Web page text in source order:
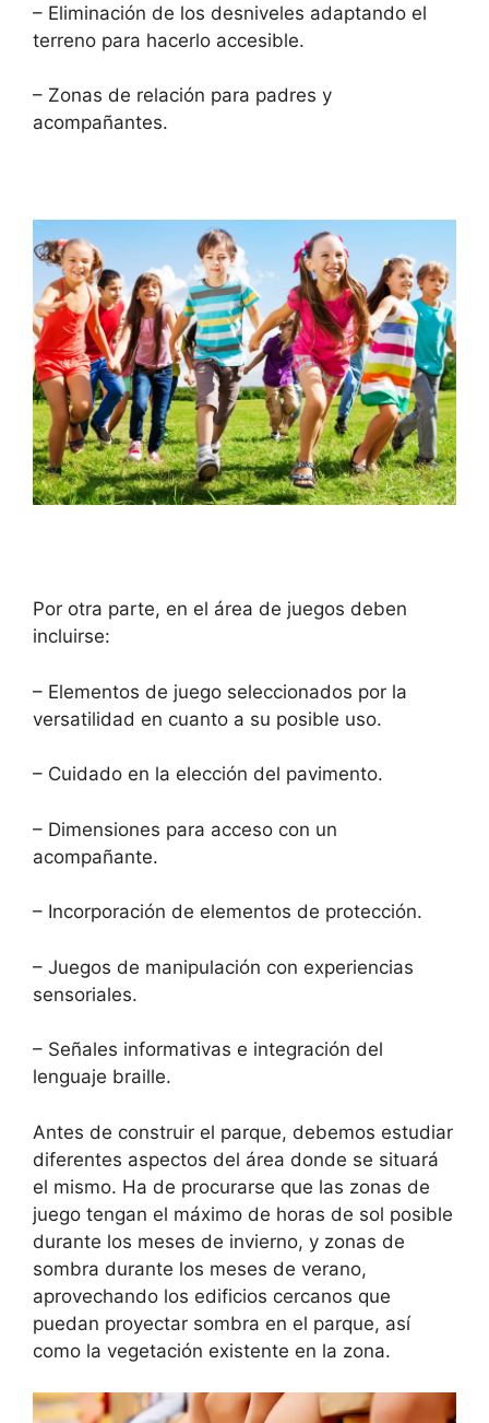
– Eliminación de los desniveles adaptando el
terreno para hacerlo accesible.
– Zonas de relación para padres y
acompañantes.
Por otra parte, en el área de juegos deben
incluirse:
– Elementos de juego seleccionados por la
versatilidad en cuanto a su posible uso.
– Cuidado en la elección del pavimento.
– Dimensiones para acceso con un
acompañante.
– Incorporación de elementos de protección.
– Juegos de manipulación con experiencias
sensoriales.
– Señales informativas e integración del
lenguaje braille.
Antes de construir el parque, debemos estudiar
diferentes aspectos del área donde se situará
el mismo. Ha de procurarse que las zonas de
juego tengan el máximo de horas de sol posible
durante los meses de invierno, y zonas de
sombra durante los meses de verano,
aprovechando los edificios cercanos que
puedan proyectar sombra en el parque, así
como la vegetación existente en la zona.